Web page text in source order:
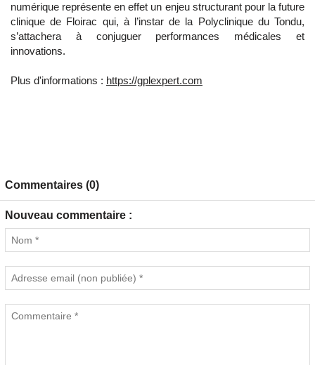
numérique représente en effet un enjeu structurant pour la future
clinique de Floirac qui, à l’instar de la Polyclinique du Tondu,
s’attachera à conjuguer performances médicales et
innovations.
Plus d'informations : https://gplexpert.com
Commentaires (0)
Nouveau commentaire :